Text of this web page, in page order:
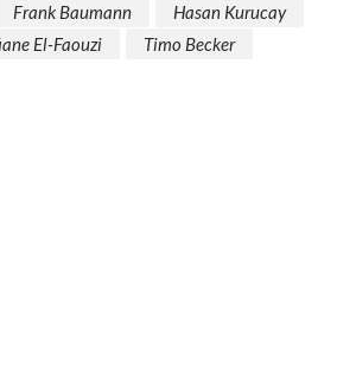
Frank Baumann
Hasan Kurucay
El-Faouzi Timo Becker